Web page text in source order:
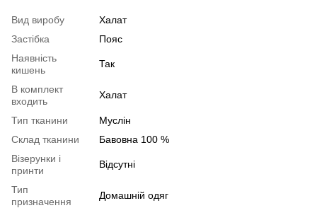
Вид виробу
Халат
Застібка
Пояс
Наявність
кишень
Так
В комплект
входить
Халат
Тип тканини
Муслін
Склад тканини
Бавовна 100 %
Візерунки і
принти
Відсутні
Тип
призначення
Домашній одяг